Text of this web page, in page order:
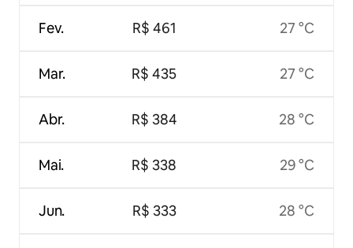
Fev.
Mar.
Abr.
Mai.
Jun.
R$ 461
R$ 435
R$ 384
R$ 338
R$ 333
27 °C
27 °C
28 °C
29 °C
28 °C